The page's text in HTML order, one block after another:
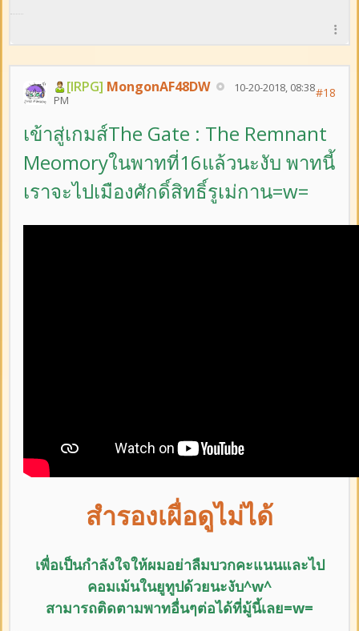
[IRPG] MongonAF48DW
10-20-2018, 08:38
PM
#18
เข้าสู่เกมส์The Gate : The Remnant
Meomoryในพาทที่16แล้วนะงับ พาทนี้
เราจะไปเมืองศักดิ์สิทธิ์รูเม่กาน=w=
สำรองเผื่อดูไม่ได้
เพื่อเป็นกำลังใจให้ผมอย่าลืมบวกคะแนนและไป
คอมเม้นในยูทูปด้วยนะงับ^w^
สามารถติดตามพาทอื่นๆต่อได้ที่มู้นี้เลย=w=